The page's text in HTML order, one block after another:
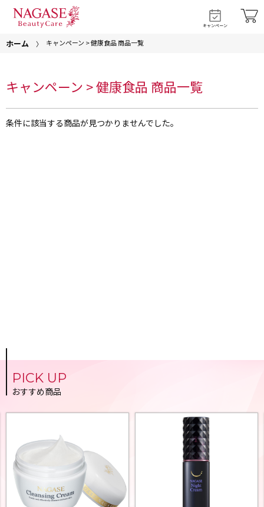
キャンペーン
ホーム キャンペーン > 健康食品 商品一覧
キャンペーン > 健康食品 商品一覧
条件に該当する商品が見つかりませんでした。
PICK UP
おすすめ商品